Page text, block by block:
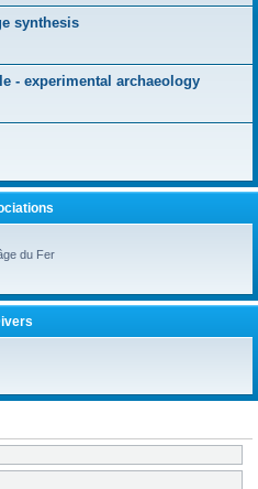
synthesis
- experimental archaeology
du Fer